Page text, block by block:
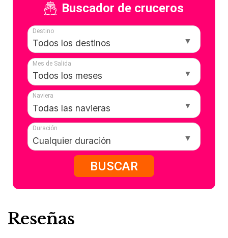
Buscador de cruceros
Destino
Mes de Salida
Naviera
Duración
BUSCAR
Reseñas